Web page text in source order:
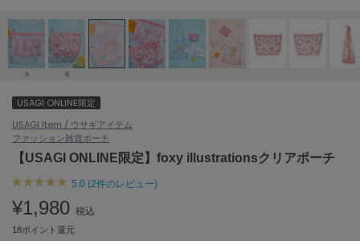
/ランジェリー (127)
(124)
アモマ
ánuans
アニュアンス
ànuke
アンヌーク
ASICS
アシックス
Ballelite
バレリット
A B
USAGI ONLINE限定
USAGI Item / ウサギアイテム
ファッション雑貨ポーチ
【USAGI ONLINE限定】foxy illustrationsクリアポーチ
5.0 (2件のレビュー)
¥1,980 税込
18ポイント還元